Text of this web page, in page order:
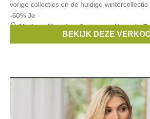
vorige collecties en de huidige
-60% Je
Merken:Noppies,Someone,Name it,
BEKIJK DEZE